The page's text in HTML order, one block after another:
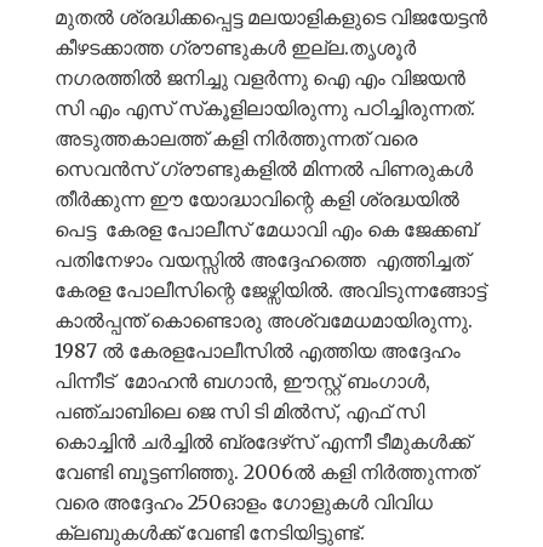
മുതൽ ശ്രദ്ധിക്കപ്പെട്ട മലയാളികളുടെ വിജയേട്ടൻ
കീഴടക്കാത്ത ഗ്രൗണ്ടുകൾ ഇല്ല.തൃശൂർ
നഗരത്തിൽ ജനിച്ചു വളർന്നു ഐ എം വിജയൻ
സി എം എസ് സ്‌കൂളിലായിരുന്നു പഠിച്ചിരുന്നത്.
അടുത്തകാലത്ത് കളി നിർത്തുന്നത് വരെ
സെവൻസ് ഗ്രൗണ്ടുകളിൽ മിന്നൽ പിണരുകൾ
തീർക്കുന്ന ഈ യോദ്ധാവിന്റെ കളി ശ്രദ്ധയിൽ
പെട്ട കേരള പോലീസ് മേധാവി എം കെ ജേക്കബ്
പതിനേഴാം വയസ്സിൽ അദ്ദേഹത്തെ എത്തിച്ചത്
കേരള പോലീസിന്റെ ജേഴ്സിയിൽ. അവിടുന്നങ്ങോട്ട്
കാൽപ്പന്ത് കൊണ്ടൊരു അശ്വമേധമായിരുന്നു.
1987 ൽ കേരളപോലീസിൽ എത്തിയ അദ്ദേഹം
പിന്നീട് മോഹൻ ബഗാൻ, ഈസ്റ്റ് ബംഗാൾ,
പഞ്ചാബിലെ ജെ സി ടി മിൽസ്, എഫ് സി
കൊച്ചിൻ ചർച്ചിൽ ബ്രദേഴ്‌സ് എന്നീ ടീമുകൾക്ക്
വേണ്ടി ബൂട്ടണിഞ്ഞു. 2006ൽ കളി നിർത്തുന്നത്
വരെ അദ്ദേഹം 250ഓളം ഗോളുകൾ വിവിധ
ക്ലബുകൾക്ക് വേണ്ടി നേടിയിട്ടുണ്ട്.